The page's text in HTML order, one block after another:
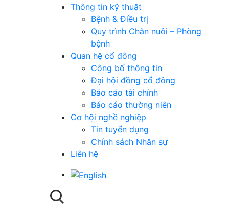
Thông tin kỹ thuật
Bệnh & Điều trị
Quy trình Chăn nuôi – Phòng
bệnh
Quan hệ cổ đông
Công bố thông tin
Đại hội đồng cổ đông
Báo cáo tài chính
Báo cáo thường niên
Cơ hội nghề nghiệp
Tin tuyển dụng
Chính sách Nhân sự
Liên hệ